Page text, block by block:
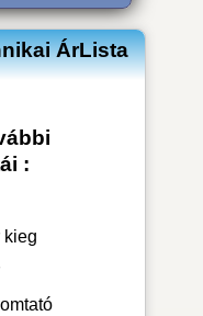
ÁrLista
:
kieg